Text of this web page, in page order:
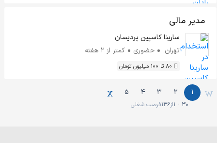
مدیر مالی
سارینا کاسپین پردیسان
تهران
حضوری کمتر از ۲ هفته
80 تا 100 میلیون تومان
1
2
3
4
5
1 - 30از136فرصت شغلی